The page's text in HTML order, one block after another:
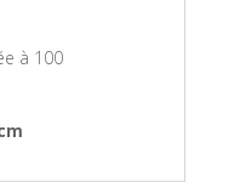
à 100